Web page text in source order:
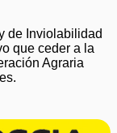
de Inviolabilidad
que ceder a la
Agraria